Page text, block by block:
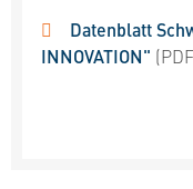
Datenblatt
INNOVATION"